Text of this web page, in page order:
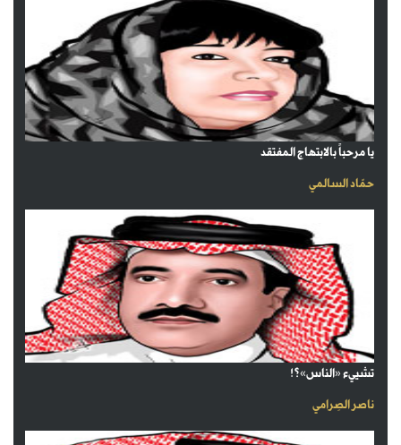
يا مرحباً بالابتهاج المفتقد
حمّاد السالمي
تشييء «الناس»؟!
ناصر الصِرامي